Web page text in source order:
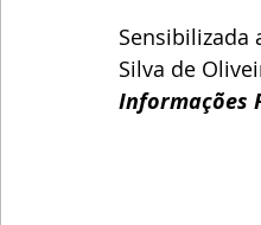
Sensibilizada
Silva de
Informações